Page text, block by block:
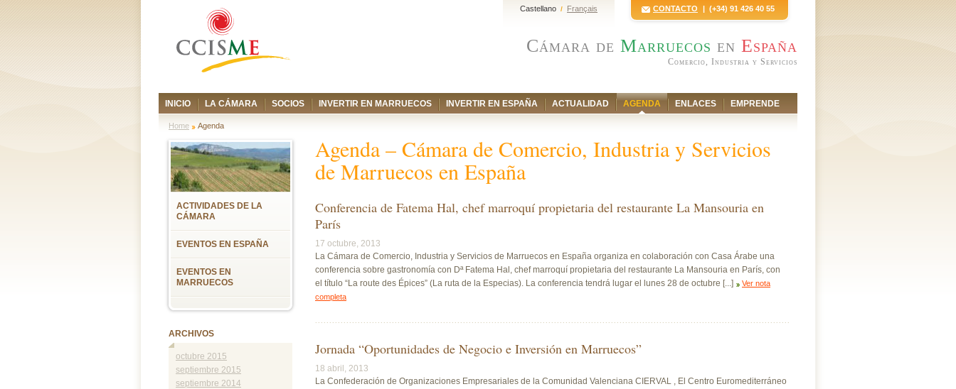
CONTACTO | (+34) 91 426 40 55
Castellano / Français
Cámara de Marruecos en España
Comercio, Industria y Servicios
INICIO LA CÁMARA SOCIOS INVERTIR EN MARRUECOS INVERTIR EN ESPAÑA ACTUALIDAD AGENDA ENLACES EMPRENDE
Home Agenda
Agenda – Cámara de Comercio, Industria y Servicios
de Marruecos en España
Conferencia de Fatema Hal, chef marroquí propietaria del restaurante La Mansouria en
París
17 octubre, 2013
La Cámara de Comercio, Industria y Servicios de Marruecos en España organiza en colaboración con Casa Árabe una
conferencia sobre gastronomía con Dª Fatema Hal, chef marroquí propietaria del restaurante La Mansouria en París, con
el título “La route des Épices” (La ruta de la Especias). La conferencia tendrá lugar el lunes 28 de octubre [...]
Ver nota
completa
Jornada “Oportunidades de Negocio e Inversión en Marruecos”
18 abril, 2013
La Confederación de Organizaciones Empresariales de la Comunidad Valenciana CIERVAL , El Centro Euromediterráneo
ACTIVIDADES DE LA
CÁMARA
EVENTOS EN ESPAÑA
EVENTOS EN
MARRUECOS
ARCHIVOS
octubre 2015
septiembre 2015
septiembre 2014